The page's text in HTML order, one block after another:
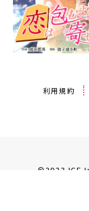
利用規約
©2023 ICE